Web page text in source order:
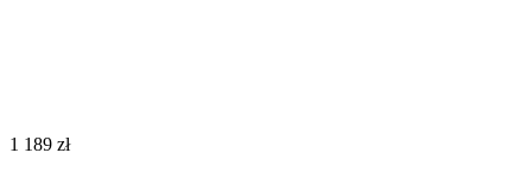
‍1 189‍ zł